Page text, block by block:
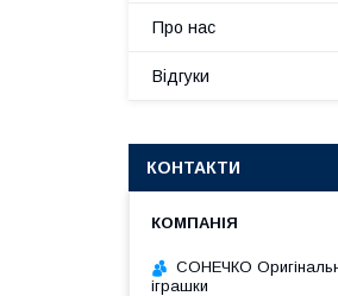
Про нас
Відгуки
КОНТАКТИ
СОНЕЧКО
іграшки